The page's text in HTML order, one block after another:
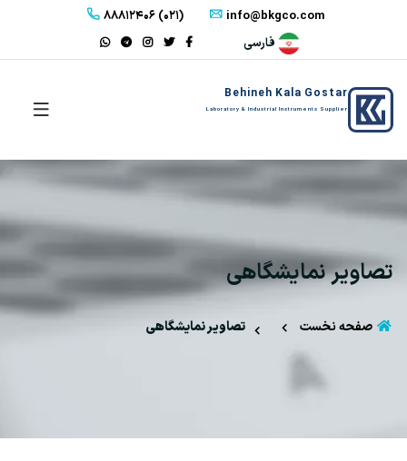
info@bkgco.com
88812406 (021)
فارسی
Behineh Kala Gostar
Laboratory & Industrial Instruments Supplier
تصاویر نمایشگاهی
صفحه نخست تصاویر نمایشگاهی